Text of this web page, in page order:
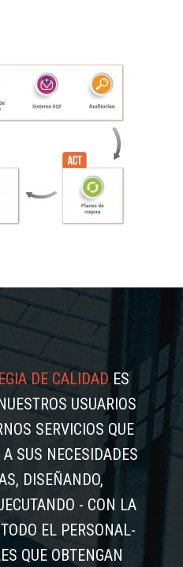
DE CALIDADES
USUARIOS
SERVICIOS QUE
SUS NECESIDADES
DISEÑANDO,
- CON LA
EL PERSONAL-
QUE OBTENGAN